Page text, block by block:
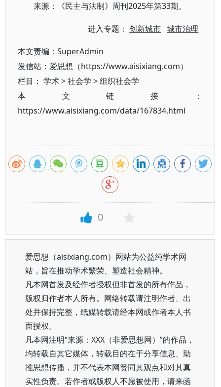
来源：《民主与法制》周刊2025年第33期。
进入专题：创新城市 城市治理
本文责编： SuperAdmin
发信站：爱思想（https://www.aisixiang.com）
栏目： 学术>社会学 >组织社会学
本文链接：
https://www.aisixiang.com/data/167834.html
0
爱思想（aisixiang.com）网站为公益纯学术网
站，旨在推动学术繁荣、塑造社会精神。
凡本网首发及经作者授权但非首发的所有作品，
版权归作者本人所有。网络转载请注明作者、出
处并保持完整，纸媒转载请经本网或作者本人书
面授权。
凡本网注明“来源：XXX（非爱思想网）”的作品，
均转载自其它媒体，转载目的在于分享信息、助
推思想传播，并不代表本网赞同其观点和对其真
实性负责。若作者或版权人不愿被使用，请来函